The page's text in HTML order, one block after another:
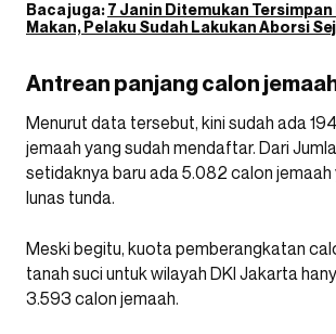
Baca juga:7 Janin Ditemukan
Makan, Pelaku Sudah Lakukan Aborsi
Antrean panjang calon
Menurut data tersebut, kini sudah ada
jemaah yang sudah mendaftar. Dari
setidaknya baru ada 5.082 calon jemaah
lunas tunda.
Meski begitu, kuota pemberangkatan
tanah suci untuk wilayah DKI Jakarta
3.593 calon jemaah.